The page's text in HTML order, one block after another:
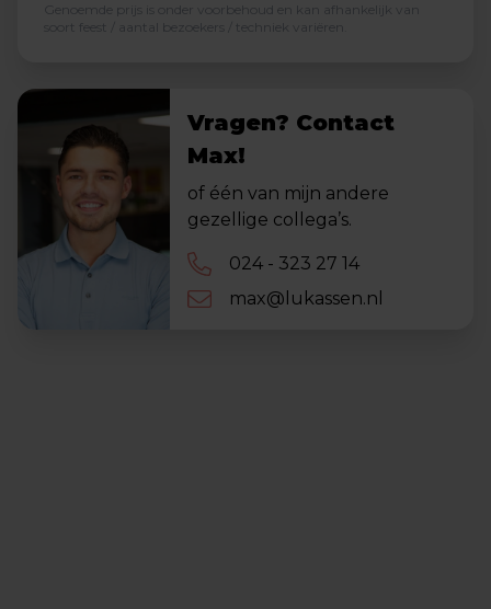
Genoemde prijs is onder voorbehoud en kan afhankelijk van
soort feest / aantal bezoekers / techniek variëren.
Vragen? Contact
Max!
of één van mijn andere
gezellige collega’s.
024 - 323 27 14
max@lukassen.nl